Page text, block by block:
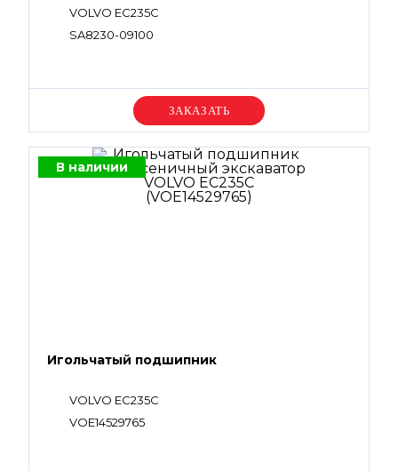
VOLVO EC235C
SA8230-09100
Уточняйте цену
В наличии
Игольчатый подшипник
VOLVO EC235C
VOE14529765